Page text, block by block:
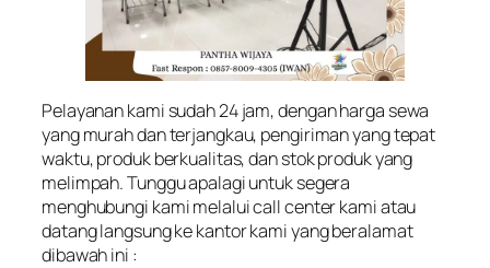
Pelayanan kami sudah 24 jam, dengan harga sewa
yang murah dan terjangkau, pengiriman yang tepat
waktu, produk berkualitas, dan stok produk yang
melimpah. Tunggu apalagi untuk segera
menghubungi kami melalui call center kami atau
datang langsung ke kantor kami yang beralamat
dibawah ini :